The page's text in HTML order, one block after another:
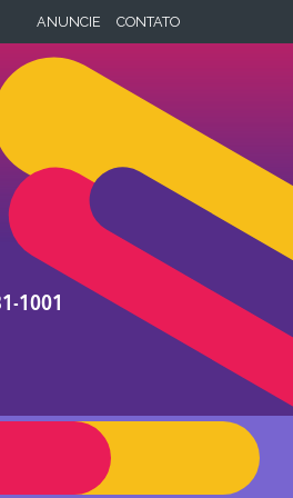
ANUNCIE CONTATO
1001